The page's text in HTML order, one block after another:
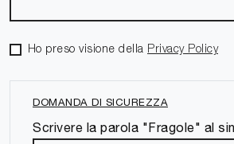
Ho preso visione della Privacy Policy
DOMANDA DI SICUREZZA
Scrivere la parola "Fragole" al